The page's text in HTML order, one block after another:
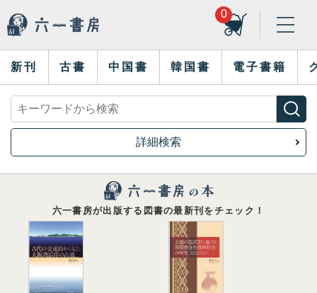
0
新刊 古書 中国書 韓国書 電子書籍
詳細検索
六一書房が出版する図書の最新刊をチェック！